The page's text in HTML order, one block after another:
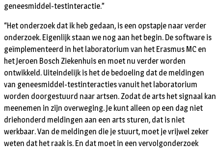
geneesmiddel-testinteractie.”
“Het onderzoek dat ik heb gedaan, is een opstapje naar verder
onderzoek. Eigenlijk staan we nog aan het begin. De software is
geïmplementeerd in het laboratorium van het Erasmus MC en
het Jeroen Bosch Ziekenhuis en moet nu verder worden
ontwikkeld. Uiteindelijk is het de bedoeling dat de meldingen
van geneesmiddel-testinteracties vanuit het laboratorium
worden doorgestuurd naar artsen. Zodat de arts het signaal kan
meenemen in zijn overweging. Je kunt alleen op een dag niet
driehonderd meldingen aan een arts sturen, dat is niet
werkbaar. Van de meldingen die je stuurt, moet je vrijwel zeker
weten dat het raak is. En dat moet in een vervolgonderzoek